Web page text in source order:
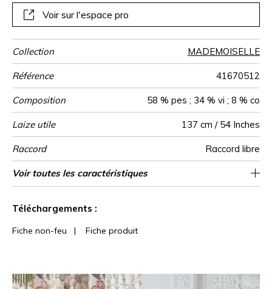
Voir sur l'espace pro
Collection MADEMOISELLE
Référence 41670512
Composition 58 % pes ; 34 % vi ; 8 % co
Laize utile 137 cm / 54 Inches
Raccord Raccord libre
Test
Martindale
50000
Usage
martindale
Siège à usage intensif : >40,000 cycles
(Martindale) et/ou >30,000 doubles rubs
Wyzenbeek 50000
Sens De large
Poids g/m² 600
Usage
Entretien
Pays d'origine Inde
Voir toutes les caractéristiques
Téléchargements :
Fiche non-feu | Fiche produit